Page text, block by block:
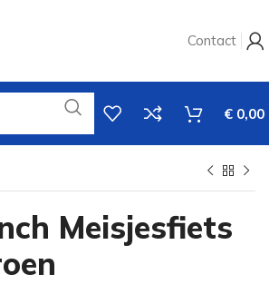
Contact
€ 0,00
Meisjesfiets